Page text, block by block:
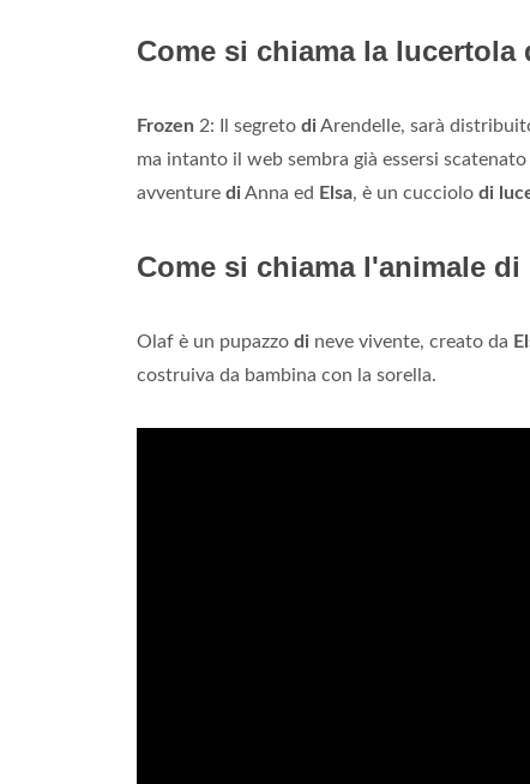
Come si chiama la lucertola
Frozen 2: Il segreto diArendelle, sarà
ma intanto il web sembra già essersi
avventure diAnna ed Elsa, è un cucciolo di
Come si chiama l'animale di
Olaf è un pupazzo di neve vivente, creato da
costruiva da bambina con la sorella.